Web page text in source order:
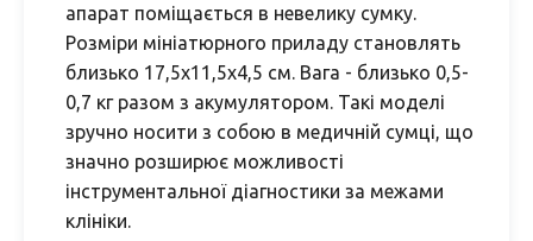
апарат поміщається в невелику сумку.
Розміри мініатюрного приладу становлять
близько 17,5х11,5х4,5 см. Вага - близько 0,5-
0,7 кг разом з акумулятором. Такі моделі
зручно носити з собою в медичній сумці, що
значно розширює можливості
інструментальної діагностики за межами
клініки.